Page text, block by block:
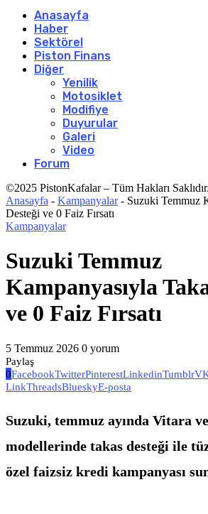
Anasayfa
Haber
Sektörel
Piston Finans
Diğer
Yenilik
Motosiklet
Modifiye
Duyurular
Galeri
Video
Forum
©2025 PistonKafalar – Tüm Hakları Saklıdır.
Anasayfa - Kampanyalar- Suzuki Temmuz
Desteği ve 0 Faiz Fırsatı
Kampanyalar
Suzuki Temmuz
Kampanyasıyla
ve 0 Faiz Fırsatı
5 Temmuz 2026 0 yorum
Paylaş
0FacebookTwitterPinterestLinkedinTumblr
LinkThreadsBlueskyE-posta
Suzuki, temmuz ayında Vitara
modellerinde takas desteği ile
özel faizsiz kredi kampanyası